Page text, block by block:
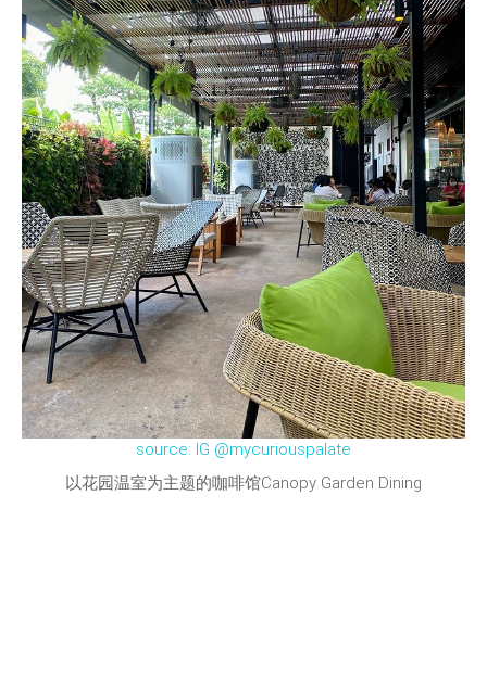
source: IG @mycuriouspalate
以花园温室为主题的咖啡馆Canopy Garden Dining